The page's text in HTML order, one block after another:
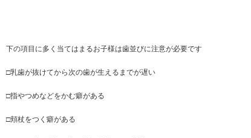
下の項目に多く当てはまるお子様は歯並びに注意が必要です
□乳歯が抜けてから次の歯が生えるまでが遅い
□指やつめなどをかむ癖がある
□頬杖をつく癖がある